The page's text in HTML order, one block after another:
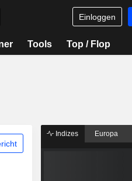
Einloggen
Tools Top / Flop
Indizes Europa